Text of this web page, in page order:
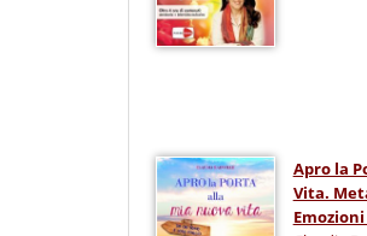
Apro la
Vita.